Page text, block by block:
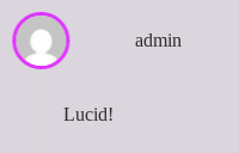
admin
Lucid!